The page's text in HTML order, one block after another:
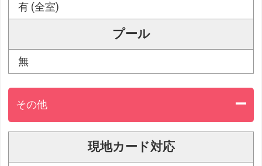
有 (全室)
プール
無
その他
現地カード対応